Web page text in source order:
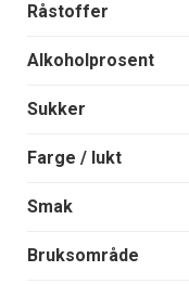
Råstoffer
Alkoholprosent
Sukker
Farge / lukt
Smak
Bruksområde